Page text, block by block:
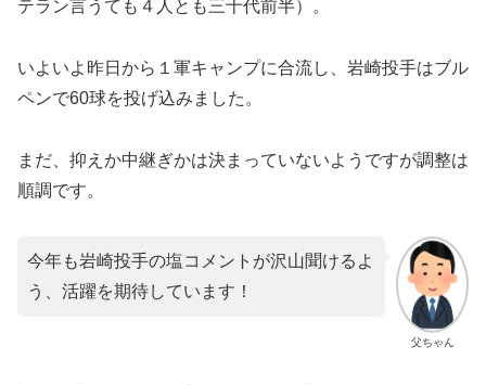
テラン言うても４人とも三十代前半）。
いよいよ昨日から１軍キャンプに合流し、岩崎投手はブル
ペンで60球を投げ込みました。
まだ、抑えか中継ぎかは決まっていないようですが調整は
順調です。
父ちゃん
今年も岩崎投手の塩コメントが沢山聞けるよ
う、活躍を期待しています！